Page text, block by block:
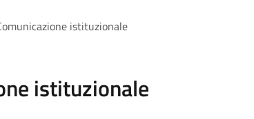
istituzionale
istituzionale